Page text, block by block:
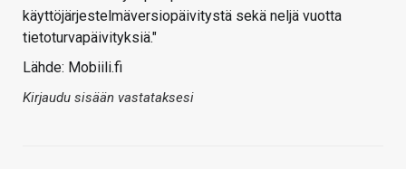
käyttöjärjestelmäversiopäivitystä sekä neljä vuotta
tietoturvapäivityksiä."
Lähde: Mobiili.fi
Kirjaudu sisään vastataksesi